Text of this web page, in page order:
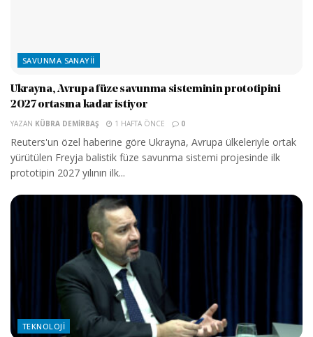
SAVUNMA SANAYII
Ukrayna, Avrupa füze savunma sisteminin prototipini
2027 ortasına kadar istiyor
YAZAN KÜBRA DEMIRBAŞ 1 HAFTA ÖNCE 0
Reuters'un özel haberine göre Ukrayna, Avrupa ülkeleriyle ortak
yürütülen Freyja balistik füze savunma sistemi projesinde ilk
prototipin 2027 yılının ilk...
TEKNOLOJI